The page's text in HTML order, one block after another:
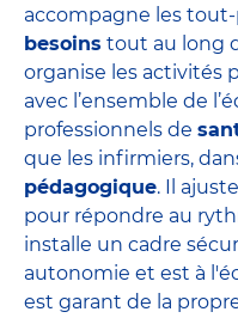
accompagne les
besoins tout au long
organise les activités
avec l’ensemble de
professionnels de
que les infirmiers,
pédagogique. Il
pour répondre au
installe un cadre
autonomie et est à
est garant de la